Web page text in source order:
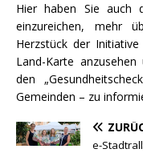
Hier haben Sie auch
einzureichen, mehr
Herzstück der
Land-Karte
den
Gemeinden – zu
e-